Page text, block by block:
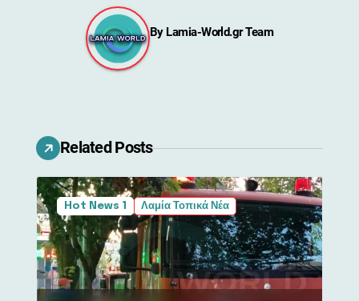
ά
ρ
θ
ρ
ω
By Lamia-World.gr Team
Related Posts
Hot News 1 Λαμία Τοπικά Νέα